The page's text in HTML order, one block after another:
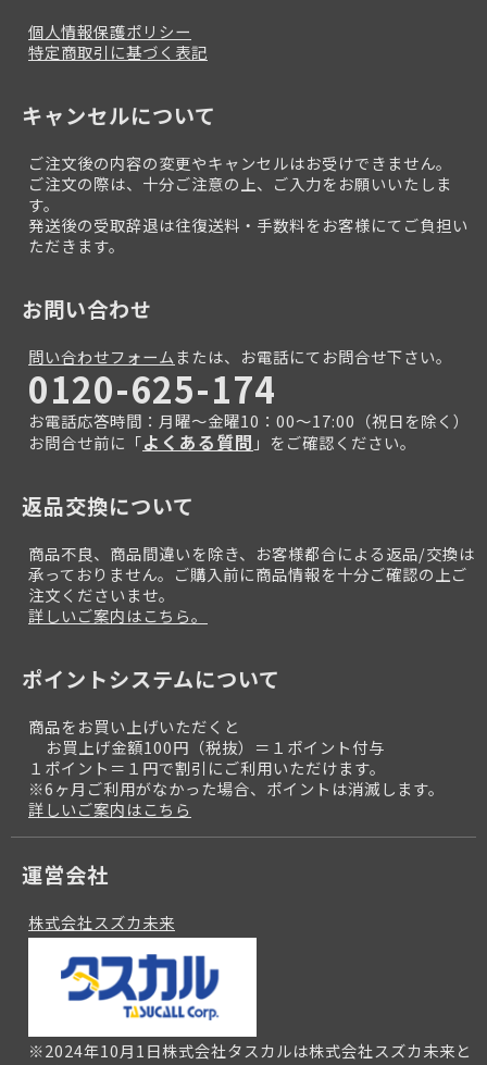
個人情報保護ポリシー
特定商取引に基づく表記
キャンセルについて
ご注文後の内容の変更やキャンセルはお受けできません。
ご注文の際は、十分ご注意の上、ご入力をお願いいたしま
す。
発送後の受取辞退は往復送料・手数料をお客様にてご負担い
ただきます。
お問い合わせ
問い合わせフォームまたは、お電話にてお問合せ下さい。
0120-625-174
お電話応答時間：月曜～金曜10：00～17:00（祝日を除く）
お問合せ前に「よくある質問 」をご確認ください。
返品交換について
商品不良、商品間違いを除き、お客様都合による返品/交換は
承っておりません。ご購入前に商品情報を十分ご確認の上ご
注文くださいませ。
詳しいご案内はこちら。
ポイントシステムについて
商品をお買い上げいただくと
お買上げ金額100円（税抜）＝１ポイント付与
１ポイント＝１円で割引にご利用いただけます。
※6ヶ月ご利用がなかった場合、ポイントは消滅します。
詳しいご案内はこちら
運営会社
株式会社スズカ未来
※2024年10月1日株式会社タスカルは株式会社スズカ未来と